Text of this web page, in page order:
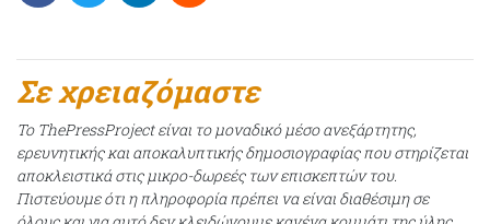
Σε χρειαζόμαστε
Το ThePressProject είναι το μοναδικό μέσο ανεξάρτητης,
ερευνητικής και αποκαλυπτικής δημοσιογραφίας που στηρίζεται
αποκλειστικά στις μικρο-δωρεές των επισκεπτών του.
Πιστεύουμε ότι η πληροφορία πρέπει να είναι διαθέσιμη σε